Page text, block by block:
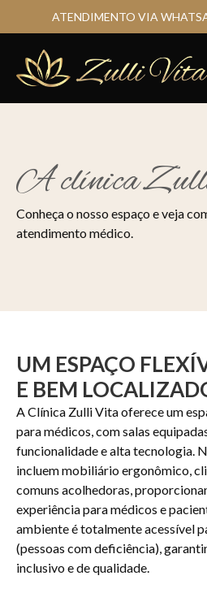
ATENDIMENTO VIA
A clínica
Conheça o nosso espaço e veja
atendimento médico.
UM ESPAÇO
E BEM
A Clínica Zulli Vita oferece um
para médicos, com salas
funcionalidade e alta tecnologia.
incluem mobiliário ergonômico,
comuns acolhedoras,
experiência para médicos e
ambiente é totalmente acessível
(pessoas com deficiência),
inclusivo e de qualidade.